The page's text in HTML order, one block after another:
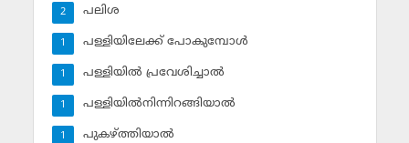
പലിശ
2
പള്ളിയിലേക്ക് പോകുമ്പോള്‍
1
പള്ളിയില്‍ പ്രവേശിച്ചാല്‍
1
പള്ളിയില്‍നിന്നിറങ്ങിയാല്‍
1
പുകഴ്ത്തിയാല്‍
1